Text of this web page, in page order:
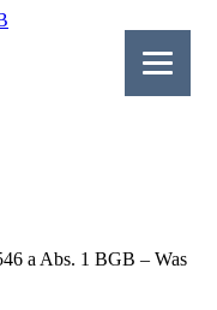
a Abs. 1 BGB – Was